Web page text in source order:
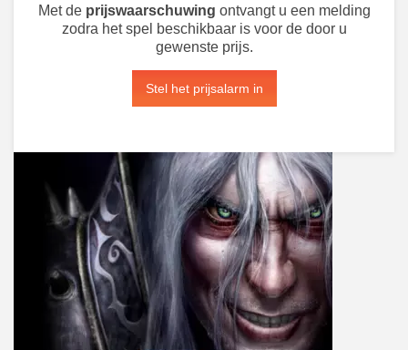
Met de prijswaarschuwing ontvangt u een melding
zodra het spel beschikbaar is voor de door u
gewenste prijs.
Stel het prijsalarm in